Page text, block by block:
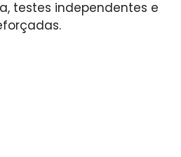
testes independentes e